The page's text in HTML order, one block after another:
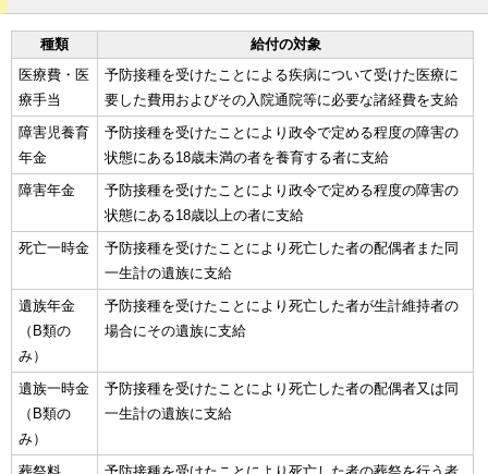
種類
給付の対象
医療費・医
療手当
予防接種を受けたことによる疾病について受けた医療に
要した費用およびその入院通院等に必要な諸経費を支給
障害児養育
年金
予防接種を受けたことにより政令で定める程度の障害の
状態にある18歳未満の者を養育する者に支給
障害年金
予防接種を受けたことにより政令で定める程度の障害の
状態にある18歳以上の者に支給
死亡一時金
予防接種を受けたことにより死亡した者の配偶者また同
一生計の遺族に支給
遺族年金
（B類の
み）
予防接種を受けたことにより死亡した者が生計維持者の
場合にその遺族に支給
遺族一時金
（B類の
み）
予防接種を受けたことにより死亡した者の配偶者又は同
一生計の遺族に支給